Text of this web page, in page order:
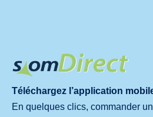
Téléchargez l’application
En quelques clics, commander